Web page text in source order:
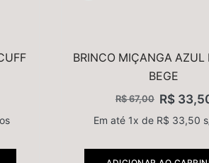
BRINCO MIÇANGA AZUL
BEGE
R$67,00 R$
Em até 1x de R$ 33,50